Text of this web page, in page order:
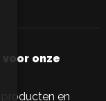
onze
en